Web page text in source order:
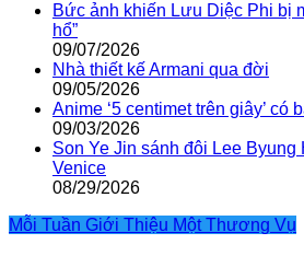
Bức ảnh khiến Lưu Diệc Phi bị
hổ”
09/07/2026
Nhà thiết kế Armani qua đời
09/05/2026
Anime ‘5 centimet trên giây’ có
09/03/2026
Son Ye Jin sánh đôi Lee Byung
Venice
08/29/2026
Mỗi Tuần Giới Thiệu Một Thương Vụ